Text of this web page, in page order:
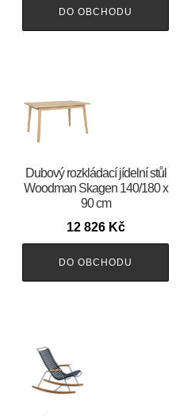
DO OBCHODU
Dubový rozkládací jídelní stůl
Woodman Skagen 140/180 x
90 cm
12 826 Kč
DO OBCHODU